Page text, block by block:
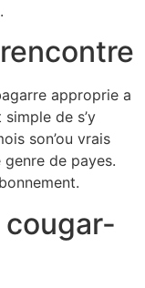
approprie a
de s’y
son’ou vrais
de payes.
cougar-